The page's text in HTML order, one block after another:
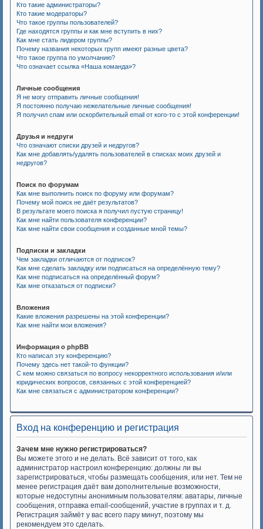
Кто такие администраторы?
Кто такие модераторы?
Что такое группы пользователей?
Где находятся группы и как мне вступить в них?
Как мне стать лидером группы?
Почему названия некоторых групп имеют разные цвета?
Что такое группа по умолчанию?
Что означает ссылка «Наша команда»?
Личные сообщения
Я не могу отправить личные сообщения!
Я постоянно получаю нежелательные личные сообщения!
Я получил спам или оскорбительный email от кого-то с этой конференции!
Друзья и недруги
Что означают списки друзей и недругов?
Как мне добавлять/удалять пользователей в списках моих друзей и
недругов?
Поиск по форумам
Как мне выполнить поиск по форуму или форумам?
Почему мой поиск не даёт результатов?
В результате моего поиска я получил пустую страницу!
Как мне найти пользователя конференции?
Как мне найти свои сообщения и созданные мной темы?
Подписки и закладки
Чем закладки отличаются от подписок?
Как мне сделать закладку или подписаться на определённую тему?
Как мне подписаться на определённый форум?
Как мне отказаться от подписки?
Вложения
Какие вложения разрешены на этой конференции?
Как мне найти мои вложения?
Информация о phpBB
Кто написал эту конференцию?
Почему здесь нет такой-то функции?
С кем можно связаться по вопросу некорректного использования и/или
юридических вопросов, связанных с этой конференцией?
Как мне связаться с администратором конференции?
Вход на конференцию и регистрация
Зачем мне нужно регистрироваться?
Вы можете этого и не делать. Всё зависит от того, как
администратор настроил конференцию: должны ли вы
зарегистрироваться, чтобы размещать сообщения, или нет. Тем не
менее регистрация даёт вам дополнительные возможности,
которые недоступны анонимным пользователям: аватары, личные
сообщения, отправка email-сообщений, участие в группах и т. д.
Регистрация займёт у вас всего пару минут, поэтому мы
рекомендуем это сделать.